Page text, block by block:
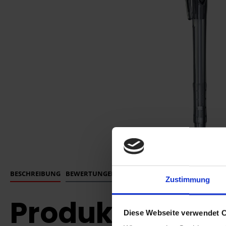
Zustimmung
Diese Webseite verwendet
BESCHREIBUNG BEWERTUNGEN